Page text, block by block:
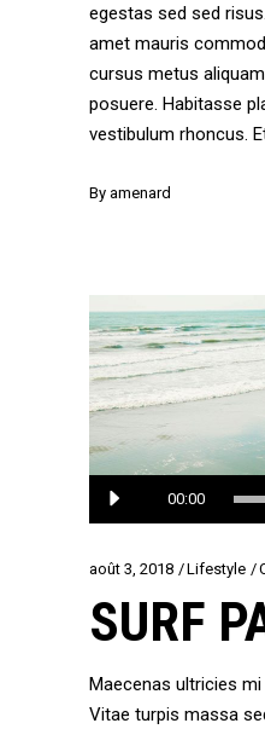
egestas sed sed
amet mauris
cursus metus
posuere. Habitasse
vestibulum rhoncus.
By amenard
Lecteur
audio
00:00
août 3, 2018 Lifestyle
SURF
Maecenas ultricies
Vitae turpis massa